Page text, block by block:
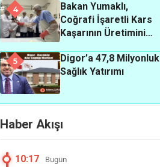
4
Bakan Yumaklı,
Coğrafi İşaretli Kars
Kaşarının Üretimini
5
Digor’a 47,8 Milyonluk
Sağlık Yatırımı
Haber Akışı
10:17 Bugün